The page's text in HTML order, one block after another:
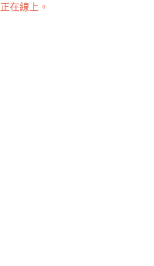
正在線上。